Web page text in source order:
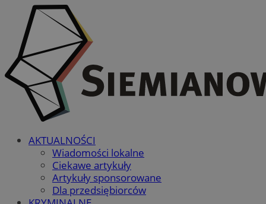
AKTUALNOŚCI
Wiadomości lokalne
Ciekawe artykuły
Artykuły sponsorowane
Dla przedsiębiorców